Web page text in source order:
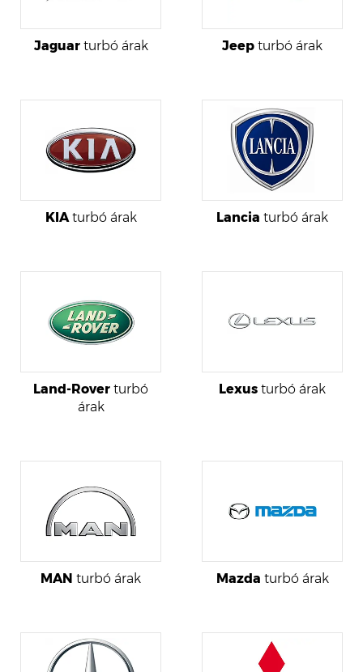
Jaguarturbó árak Jeep turbó árak
KIAturbó árak Lancia turbó árak
Land-Rover turbó
árak
Lexus turbó árak
MAN turbó árak Mazda turbó árak